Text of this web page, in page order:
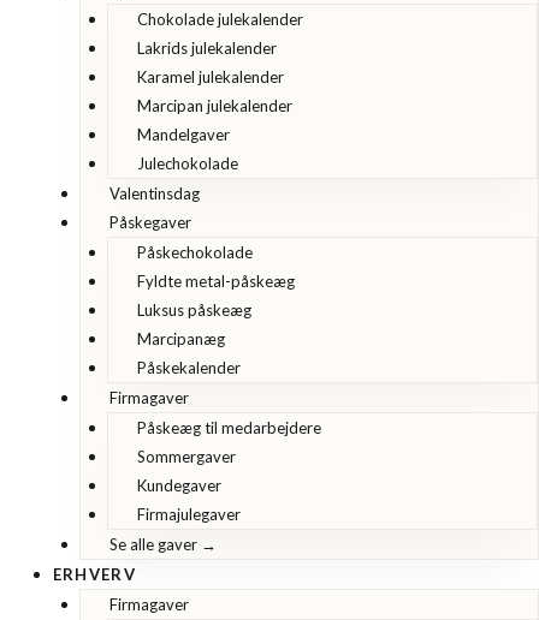
Chokolade julekalender
Lakrids julekalender
Karamel julekalender
Marcipan julekalender
Mandelgaver
Julechokolade
Valentinsdag
Påskegaver
Påskechokolade
Fyldte metal-påskeæg
Luksus påskeæg
Marcipanæg
Påskekalender
Firmagaver
Påskeæg til medarbejdere
Sommergaver
Kundegaver
Firmajulegaver
Se alle gaver →
ERHVERV
Firmagaver